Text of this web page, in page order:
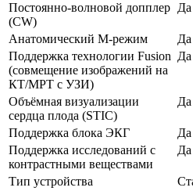
Постоянно-волновой допплер
(CW)
Да
Анатомический М-режим
Да
Поддержка технологии Fusion
(совмещение изображений на
КТ/МРТ с УЗИ)
Да
Объёмная визуализации
сердца плода (STIC)
Да
Поддержка блока ЭКГ
Да
Поддержка исследований с
контрастными веществами
Да
Тип устройства